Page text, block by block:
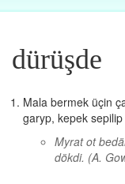
dürüşde
Mala bermek üçin
garyp, kepek
Myrat ot
dökdi. (A.